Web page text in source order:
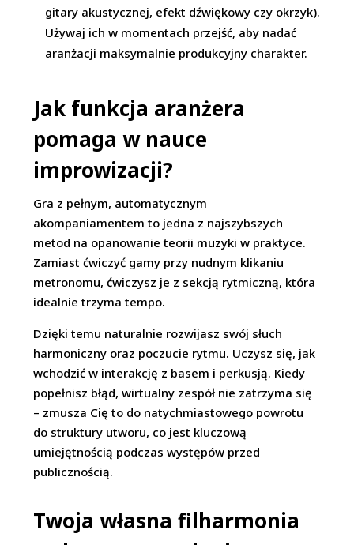
gitary akustycznej, efekt dźwiękowy czy okrzyk).
Używaj ich w momentach przejść, aby nadać
aranżacji maksymalnie produkcyjny charakter.
Jak funkcja aranżera
pomaga w nauce
improwizacji?
Gra z pełnym, automatycznym
akompaniamentem to jedna z najszybszych
metod na opanowanie teorii muzyki w praktyce.
Zamiast ćwiczyć gamy przy nudnym klikaniu
metronomu, ćwiczysz je z sekcją rytmiczną, która
idealnie trzyma tempo.
Dzięki temu naturalnie rozwijasz swój słuch
harmoniczny oraz poczucie rytmu. Uczysz się, jak
wchodzić w interakcję z basem i perkusją. Kiedy
popełnisz błąd, wirtualny zespół nie zatrzyma się
– zmusza Cię to do natychmiastowego powrotu
do struktury utworu, co jest kluczową
umiejętnością podczas występów przed
publicznością.
Twoja własna filharmonia